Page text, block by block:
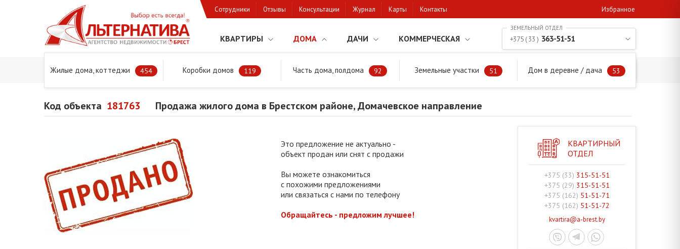
Сотрудники Отзывы Консультации Журнал Карты Контакты Избранное
КВАРТИРЫ ДОМА ДАЧИ КОММЕРЧЕСКАЯ
Жилые дома, коттеджи 454 Коробки домов 119 Часть дома, полдома 92 Земельные участки 51 Дом в деревне / дача 53
+375 ( 33 ) 363-51-51
Главная Предложения Дома в Бресте и Брестском районе Продажа жилого дома в Брестском районе, Домачевское направление
Код объекта 181763 Продажа жилого дома в Брестском районе, Домачевское направление
Это предложение не актуально -
объект продан или снят с продажи
Вы можете ознакомиться
с похожими предложениями
или связаться с нами по телефону
Обращайтесь - предложим лучшее!
КВАРТИРНЫЙ
ОТДЕЛ
+375 (33) 315-51-51
+375 (29) 315-51-51
+375 (162) 51-51-71
+375 (162) 51-51-72
kvartira@a-brest.by